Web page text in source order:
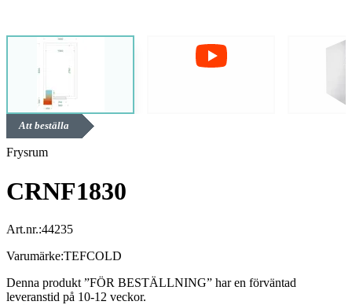
Att beställa
Frysrum
CRNF1830
Art.nr.:44235
Varumärke:TEFCOLD
Denna produkt ”FÖR BESTÄLLNING” har en förväntad
leveranstid på 10-12 veckor.